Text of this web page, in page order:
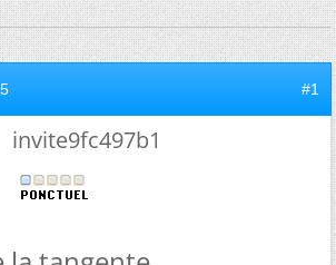
#1
invite9fc497b1